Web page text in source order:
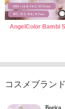
AngelColor Bambi
コスメブラン